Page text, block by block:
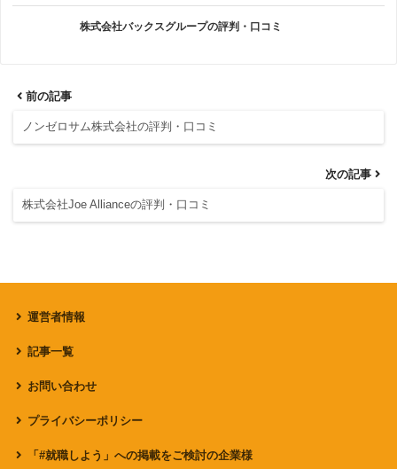
株式会社バックスグループの評判・口コミ
前の記事
ノンゼロサム株式会社の評判・口コミ
次の記事
株式会社Joe Allianceの評判・口コミ
運営者情報
記事一覧
お問い合わせ
プライバシーポリシー
「#就職しよう」への掲載をご検討の企業様